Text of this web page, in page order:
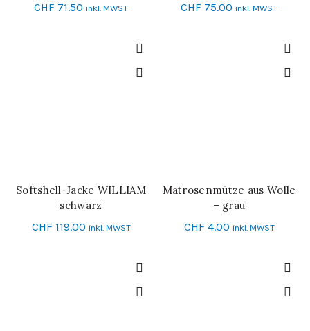
CHF 71.50 inkl. MWST
CHF 75.00 inkl. MWST
SCHNELL-EINKAUF
Softshell-Jacke WILLIAM
schwarz
CHF 119.00 inkl. MWST
IN DEN WARENKORB
Matrosenmütze aus Wolle
– grau
CHF 4.00 inkl. MWST